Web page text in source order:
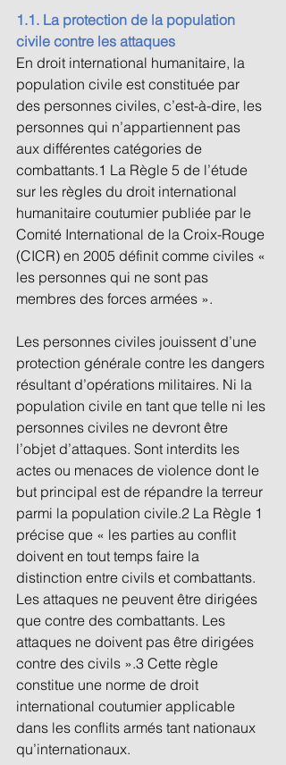
1.1. La protection de la population
civile contre les attaques
En droit international humanitaire, la
population civile est constituée par
des personnes civiles, c’est-à-dire, les
personnes qui n’appartiennent pas
aux différentes catégories de
combattants.1 La Règle 5 de l’étude
sur les règles du droit international
humanitaire coutumier publiée par le
Comité International de la Croix-Rouge
(CICR) en 2005 définit comme civiles «
les personnes qui ne sont pas
membres des forces armées ».
Les personnes civiles jouissent d’une
protection générale contre les dangers
résultant d’opérations militaires. Ni la
population civile en tant que telle ni les
personnes civiles ne devront être
l’objet d’attaques. Sont interdits les
actes ou menaces de violence dont le
but principal est de répandre la terreur
parmi la population civile.2 La Règle 1
précise que « les parties au conflit
doivent en tout temps faire la
distinction entre civils et combattants.
Les attaques ne peuvent être dirigées
que contre des combattants. Les
attaques ne doivent pas être dirigées
contre des civils ».3 Cette règle
constitue une norme de droit
international coutumier applicable
dans les conflits armés tant nationaux
qu’internationaux.